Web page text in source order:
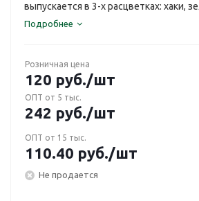
выпускается в 3-х расцветках: хаки,
Подробнее
Розничная цена
120 руб./шт
ОПТ от 5 тыс.
242 руб./шт
ОПТ от 15 тыс.
110.40 руб./шт
Не продается